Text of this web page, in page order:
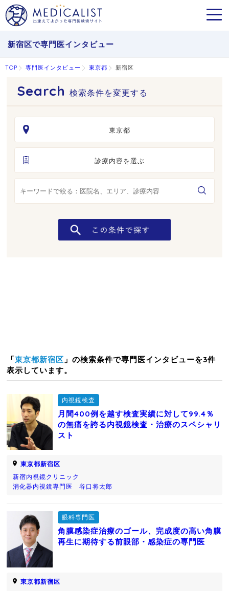
新宿区で専門医インタビュー
TOP 専門医インタビュー 東京都 新宿区
検索条件を変更する
東京都
診療内容を選ぶ
「東京都新宿区 」の検索条件で専門医インタビューを3件
表示しています。
内視鏡検査
月間400例を越す検査実績に対して99.4％
の無痛を誇る内視鏡検査・治療のスペシャリ
スト
東京都新宿区
新宿内視鏡クリニック
消化器内視鏡専門医 谷口将太郎
眼科専門医
角膜感染症治療のゴール、完成度の高い角膜
再生に期待する前眼部・感染症の専門医
東京都新宿区